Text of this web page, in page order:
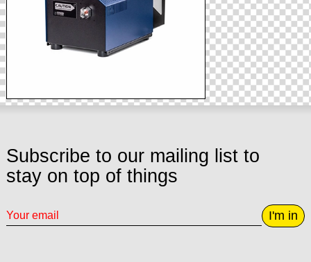
Subscribe to our mailing list to
stay on top of things
I'm in